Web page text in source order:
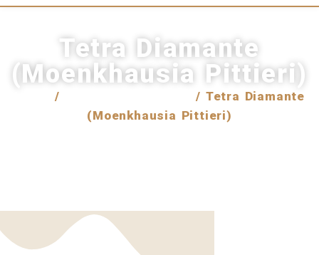
Tetra Diamante
(Moenkhausia Pittieri)
/
/ Tetra Diamante
(Moenkhausia Pittieri)